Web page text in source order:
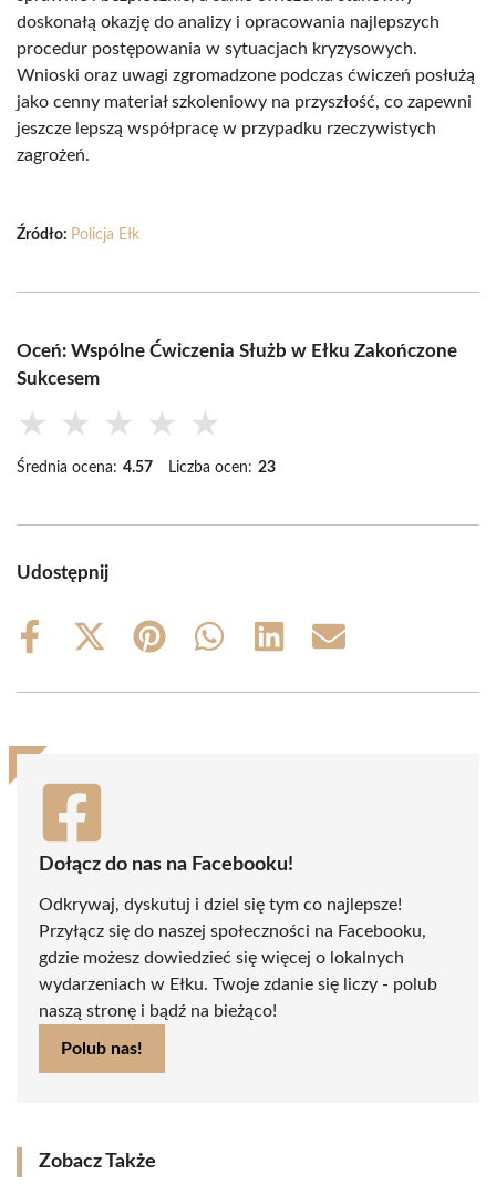
doskonałą okazję do analizy i opracowania najlepszych
procedur postępowania w sytuacjach kryzysowych.
Wnioski oraz uwagi zgromadzone podczas ćwiczeń posłużą
jako cenny materiał szkoleniowy na przyszłość, co zapewni
jeszcze lepszą współpracę w przypadku rzeczywistych
zagrożeń.
Źródło: Policja Ełk
Oceń: Wspólne Ćwiczenia Służb w Ełku Zakończone
Sukcesem
★ ★ ★ ★ ★
Średnia ocena: 4.57 Liczba ocen: 23
Udostępnij
Share
Share
(Twitter)
Share
Share
Share
Share
Dołącz do nas na Facebooku!
Odkrywaj, dyskutuj i dziel się tym co najlepsze!
Przyłącz się do naszej społeczności na Facebooku,
gdzie możesz dowiedzieć się więcej o lokalnych
wydarzeniach w Ełku. Twoje zdanie się liczy - polub
naszą stronę i bądź na bieżąco!
Polub nas!
Zobacz Także